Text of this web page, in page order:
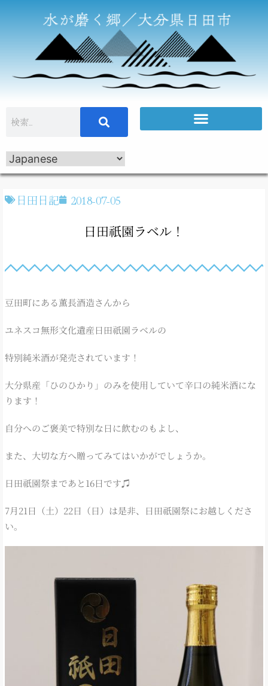
日田日記 2018-07-05
日田祇園ラベル！
豆田町にある薫長酒造さんから
ユネスコ無形文化遺産日田祇園ラベルの
特別純米酒が発売されています！
大分県産「ひのひかり」のみを使用していて辛口の純米酒にな
ります！
自分へのご褒美で特別な日に飲むのもよし、
また、大切な方へ贈ってみてはいかがでしょうか。
日田祇園祭まであと16日です♫
7月21日（土）22日（日）は是非、日田祇園祭にお越しくださ
い。